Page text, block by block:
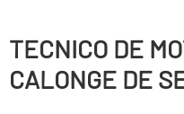
TECNICO DE
CALONGE DE